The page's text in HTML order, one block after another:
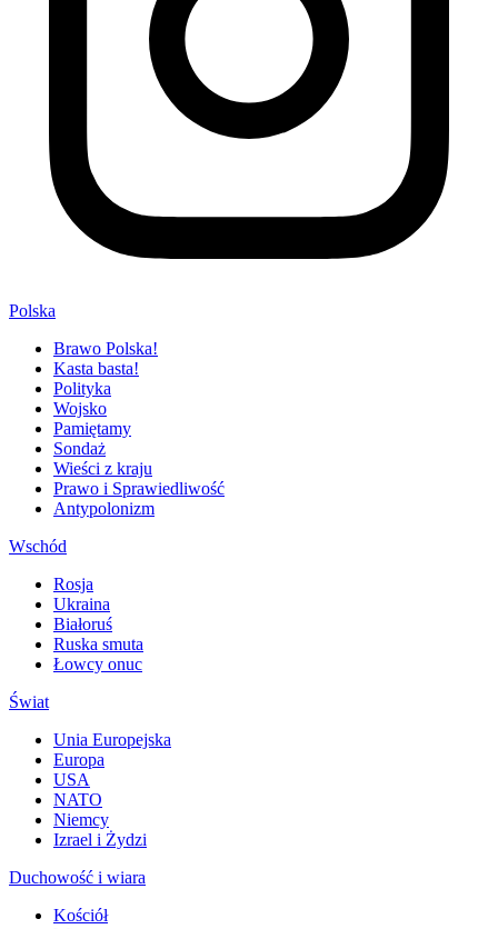
Polska
Brawo Polska!
Kasta basta!
Polityka
Wojsko
Pamiętamy
Sondaż
Wieści z kraju
Prawo i Sprawiedliwość
Antypolonizm
Wschód
Rosja
Ukraina
Białoruś
Ruska smuta
Łowcy onuc
Świat
Unia Europejska
Europa
USA
NATO
Niemcy
Izrael i Żydzi
Duchowość i wiara
Kościół